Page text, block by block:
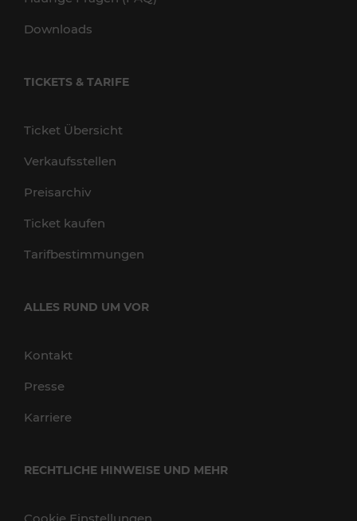
Downloads
TICKETS & TARIFE
Ticket Übersicht
Verkaufsstellen
Preisarchiv
Ticket kaufen
Tarifbestimmungen
ALLES RUND UM VOR
Kontakt
Presse
Karriere
RECHTLICHE HINWEISE UND MEHR